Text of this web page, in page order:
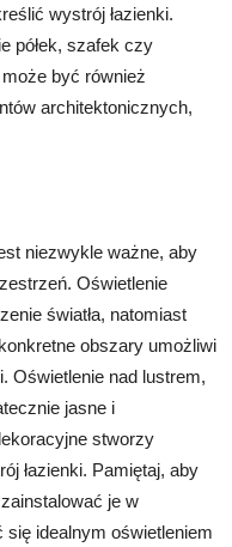
wystrój łazienki.
półek, szafek czy
być również
architektonicznych,
niezwykle ważne, aby
Oświetlenie
światła, natomiast
obszary umożliwi
Oświetlenie nad lustrem,
jasne i
stworzy
łazienki. Pamiętaj, aby
zainstalować je w
idealnym oświetleniem